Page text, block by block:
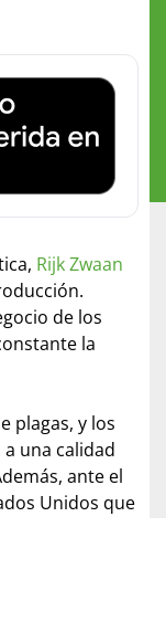
Rijk Zwaan
de los
la
plagas, y los
una calidad
ante el
Unidos que